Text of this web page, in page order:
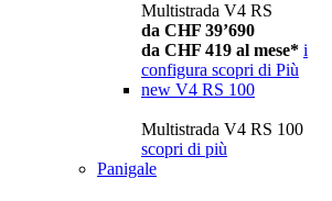
Multistrada V4 RS
da CHF 39’690
da CHF 419 al mese* i
configura scopri di Più
new V4 RS 100
Multistrada V4 RS 100
scopri di più
Panigale